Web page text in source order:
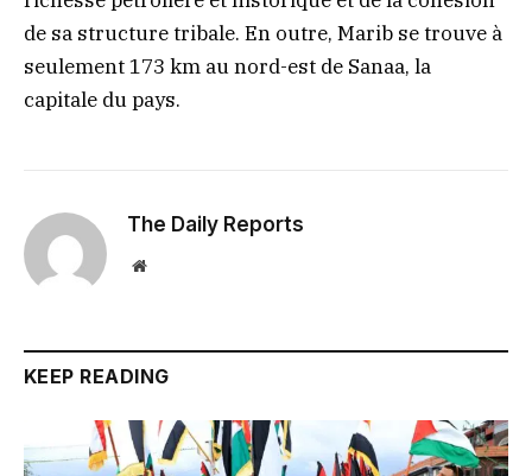
de sa structure tribale. En outre, Marib se trouve à
seulement 173 km au nord-est de Sanaa, la
capitale du pays.
The Daily Reports
Website
KEEP READING